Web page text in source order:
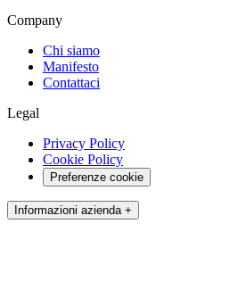
Company
Chi siamo
Manifesto
Contattaci
Legal
Privacy Policy
Cookie Policy
Preferenze cookie
Informazioni azienda +